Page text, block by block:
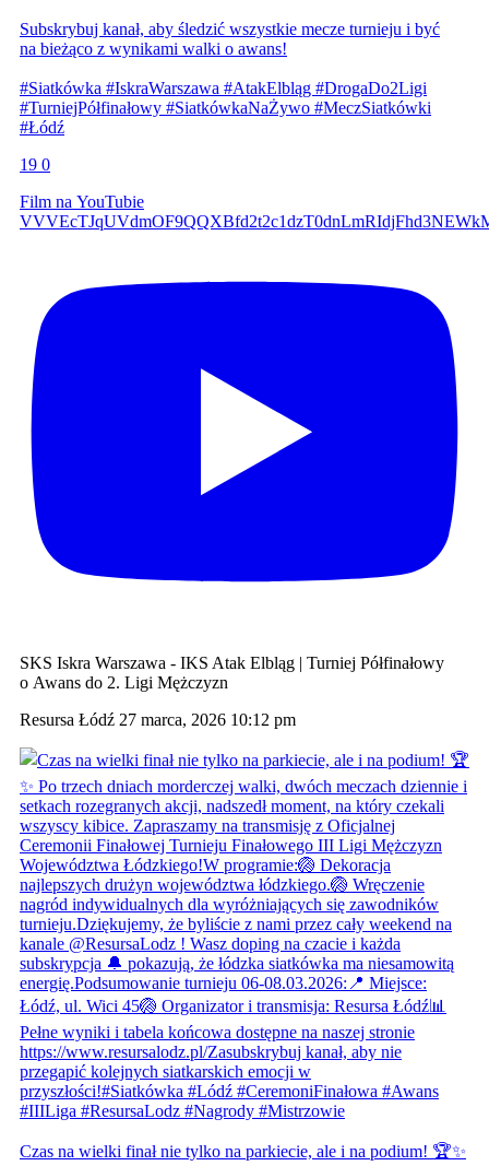
Subskrybuj kanał, aby śledzić wszystkie mecze turnieju i być
na bieżąco z wynikami walki o awans!
#Siatkówka #IskraWarszawa #AtakElbląg #DrogaDo2Ligi
#TurniejPółfinałowy #SiatkówkaNaŻywo #MeczSiatkówki
#Łódź
19 0
Film na YouTubie
SKS Iskra Warszawa - IKS Atak Elbląg | Turniej Półfinałowy
o Awans do 2. Ligi Mężczyzn
Resursa Łódź 27 marca, 2026 10:12 pm
Czas na wielki finał nie tylko na parkiecie, ale i na podium! 🏆✨